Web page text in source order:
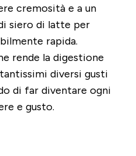
cremosità e a un
siero di latte per
rapida.
rende la digestione
diversi gusti
di far diventare ogni
e gusto.